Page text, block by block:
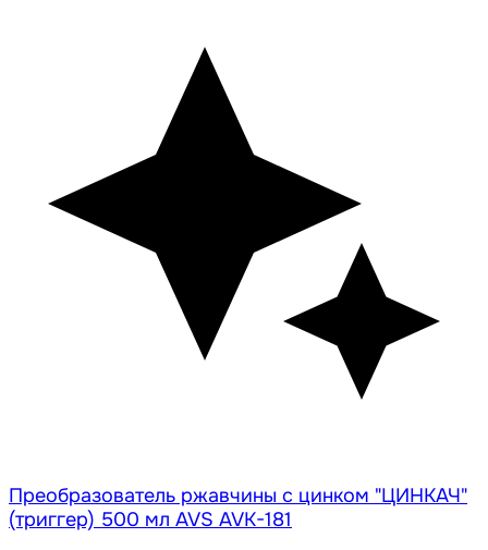
Преобразователь ржавчины с цинком "ЦИНКАЧ"
(триггер) 500 мл AVS AVK-181